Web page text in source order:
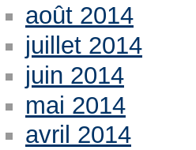
août 2014
juillet 2014
juin 2014
mai 2014
avril 2014